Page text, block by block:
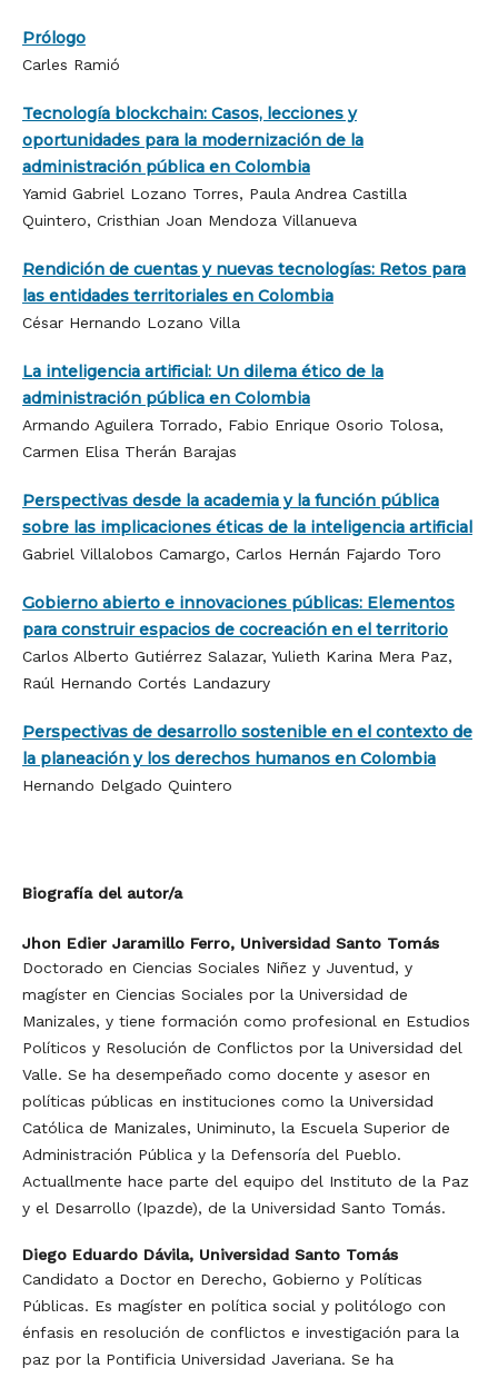
Prólogo
Carles Ramió
Tecnología blockchain: Casos, lecciones y
oportunidades para la modernización de la
administración pública en Colombia
Yamid Gabriel Lozano Torres, Paula Andrea Castilla
Quintero, Cristhian Joan Mendoza Villanueva
Rendición de cuentas y nuevas tecnologías: Retos para
las entidades territoriales en Colombia
César Hernando Lozano Villa
La inteligencia artificial: Un dilema ético de la
administración pública en Colombia
Armando Aguilera Torrado, Fabio Enrique Osorio Tolosa,
Carmen Elisa Therán Barajas
Perspectivas desde la academia y la función pública
sobre las implicaciones éticas de la inteligencia artificial
Gabriel Villalobos Camargo, Carlos Hernán Fajardo Toro
Gobierno abierto e innovaciones públicas: Elementos
para construir espacios de cocreación en el territorio
Carlos Alberto Gutiérrez Salazar, Yulieth Karina Mera Paz,
Raúl Hernando Cortés Landazury
Perspectivas de desarrollo sostenible en el contexto de
la planeación y los derechos humanos en Colombia
Hernando Delgado Quintero
Biografía del autor/a
Jhon Edier Jaramillo Ferro, Universidad Santo Tomás
Doctorado en Ciencias Sociales Niñez y Juventud, y
magíster en Ciencias Sociales por la Universidad de
Manizales, y tiene formación como profesional en Estudios
Políticos y Resolución de Conflictos por la Universidad del
Valle. Se ha desempeñado como docente y asesor en
políticas públicas en instituciones como la Universidad
Católica de Manizales, Uniminuto, la Escuela Superior de
Administración Pública y la Defensoría del Pueblo.
Actuallmente hace parte del equipo del Instituto de la Paz
y el Desarrollo (Ipazde), de la Universidad Santo Tomás.
Diego Eduardo Dávila, Universidad Santo Tomás
Candidato a Doctor en Derecho, Gobierno y Políticas
Públicas. Es magíster en política social y politólogo con
énfasis en resolución de conflictos e investigación para la
paz por la Pontificia Universidad Javeriana. Se ha